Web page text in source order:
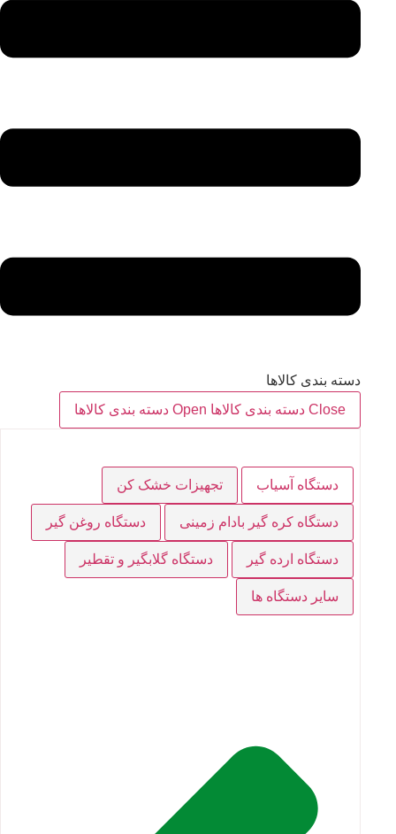
دسته بندی کالاها
Close دسته بندی کالاها
Open دسته بندی کالاها
دستگاه آسیاب تجهیزات خشک کن
دستگاه کره گیر بادام زمینی دستگاه روغن گیر
دستگاه ارده گیر دستگاه گلابگیر و تقطیر
سایر دستگاه ها